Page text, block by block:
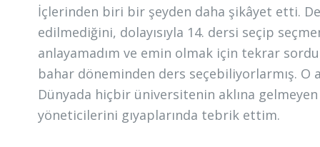
İçlerinden biri bir şeyden daha şikâyet etti.
edilmediğini, dolayısıyla 14. dersi seçip
anlayamadım ve emin olmak için tekrar
bahar döneminden ders seçebiliyorlarmış.
Dünyada hiçbir üniversitenin aklına
yöneticilerini gıyaplarında tebrik ettim.